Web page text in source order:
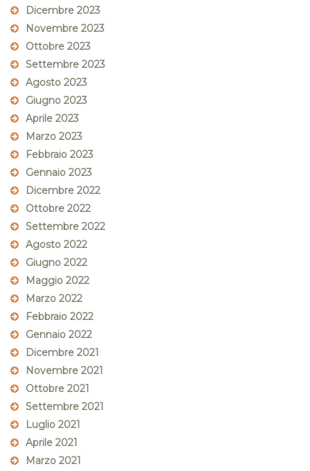
Dicembre 2023
Novembre 2023
Ottobre 2023
Settembre 2023
Agosto 2023
Giugno 2023
Aprile 2023
Marzo 2023
Febbraio 2023
Gennaio 2023
Dicembre 2022
Ottobre 2022
Settembre 2022
Agosto 2022
Giugno 2022
Maggio 2022
Marzo 2022
Febbraio 2022
Gennaio 2022
Dicembre 2021
Novembre 2021
Ottobre 2021
Settembre 2021
Luglio 2021
Aprile 2021
Marzo 2021